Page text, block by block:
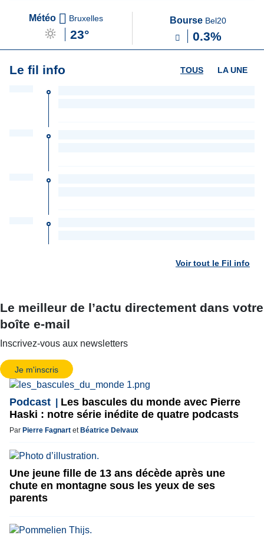
Météo Bruxelles
23°
Bourse Bel20
0.3%
Le fil info LA UNE
TOUS
Voir tout le Fil info
Le meilleur de l’actu directement dans votre
boîte e-mail
Inscrivez-vous aux newsletters
Je m'inscris
Podcast
Les bascules du monde avec Pierre
Haski : notre série inédite de quatre podcasts
Par Pierre Fagnart et Béatrice Delvaux
Une jeune fille de 13 ans décède après une
chute en montagne sous les yeux de ses
parents